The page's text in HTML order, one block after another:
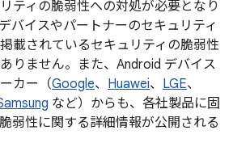
ティの脆弱性への対処が必要となり
バイスやパートナーのセキュリティ
載されているセキュリティの脆弱性
りません。また、Android デバイス
カー（Google、 Huawei、 LGE、
など）からも、各社製品に固
弱性に関する詳細情報が公開される